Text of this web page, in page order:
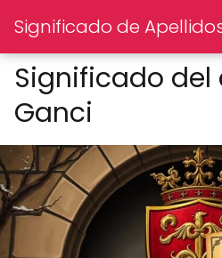
Significado de
Significado del
Ganci